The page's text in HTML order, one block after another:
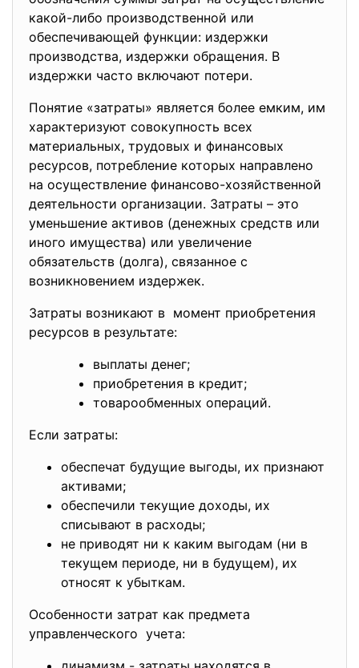
какой-либо производственной или
обеспечивающей функции: издержки
производства, издержки обращения. В
издержки часто включают потери.
Понятие «затраты» является более емким, им
характеризуют совокупность всех
материальных, трудовых и финансовых
ресурсов, потребление которых направлено
на осуществление финансово-хозяйственной
деятельности организации. Затраты – это
уменьшение активов (денежных средств или
иного имущества) или увеличение
обязательств (долга), связанное с
возникновением издержек.
Затраты возникают в момент приобретения
ресурсов в результате:
выплаты денег;
приобретения в кредит;
товарообменных операций.
Если затраты:
обеспечат будущие выгоды, их признают
активами;
обеспечили текущие доходы, их
списывают в расходы;
не приводят ни к каким выгодам (ни в
текущем периоде, ни в будущем), их
относят к убыткам.
Особенности затрат как предмета
управленческого учета: